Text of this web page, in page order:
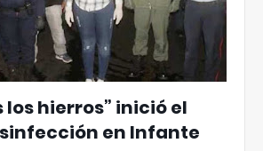
los hierros” inició el
en Infante